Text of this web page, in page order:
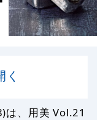
は、用美 Vol.21